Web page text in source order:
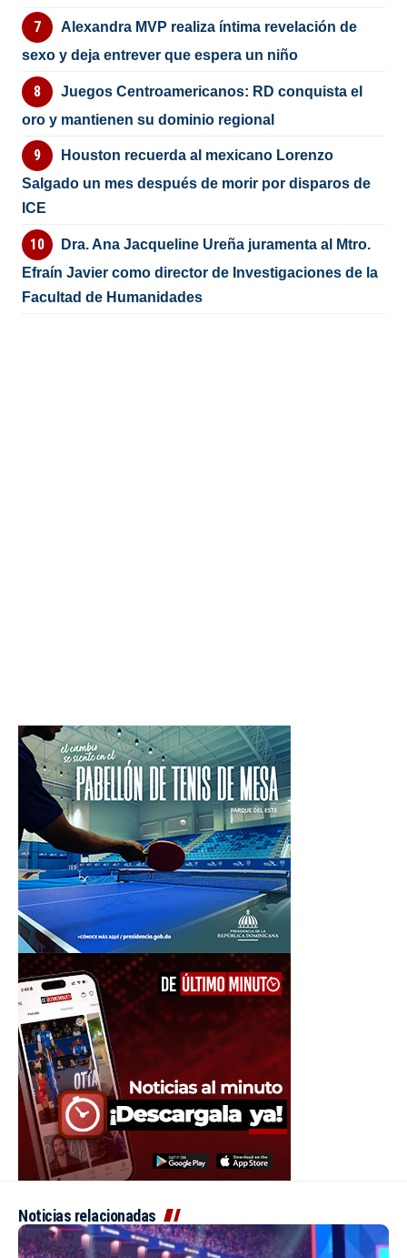
Alexandra MVP realiza íntima revelación de
sexo y deja entrever que espera un niño
Juegos Centroamericanos: RD conquista el
oro y mantienen su dominio regional
Houston recuerda al mexicano Lorenzo
Salgado un mes después de morir por disparos de
ICE
Dra. Ana Jacqueline Ureña juramenta al Mtro.
Efraín Javier como director de Investigaciones de la
Facultad de Humanidades
Noticias relacionadas